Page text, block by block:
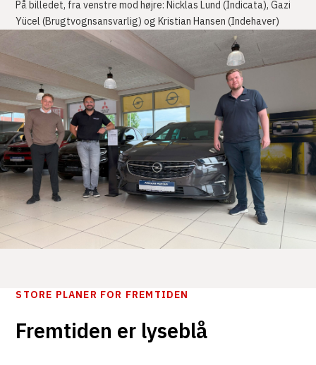
På billedet, fra venstre mod højre: Nicklas Lund (Indicata), Gazi
Yücel (Brugtvognsansvarlig) og Kristian Hansen (Indehaver)
STORE PLANER FOR FREMTIDEN
Fremtiden er lyseblå